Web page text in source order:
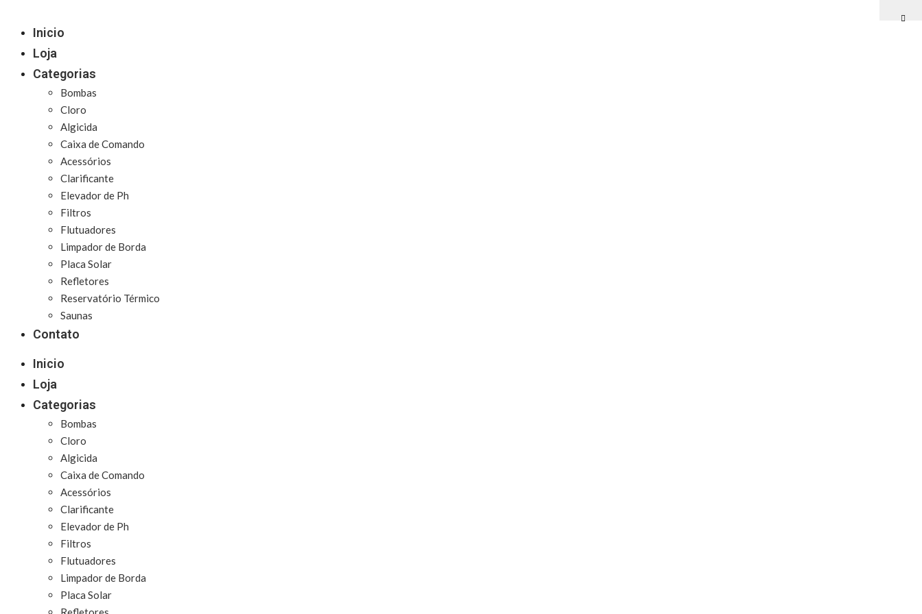
Inicio
Loja
Categorias
Bombas
Cloro
Algicida
Caixa de Comando
Acessórios
Clarificante
Elevador de Ph
Filtros
Flutuadores
Limpador de Borda
Placa Solar
Refletores
Reservatório Térmico
Saunas
Contato
Inicio
Loja
Categorias
Bombas
Cloro
Algicida
Caixa de Comando
Acessórios
Clarificante
Elevador de Ph
Filtros
Flutuadores
Limpador de Borda
Placa Solar